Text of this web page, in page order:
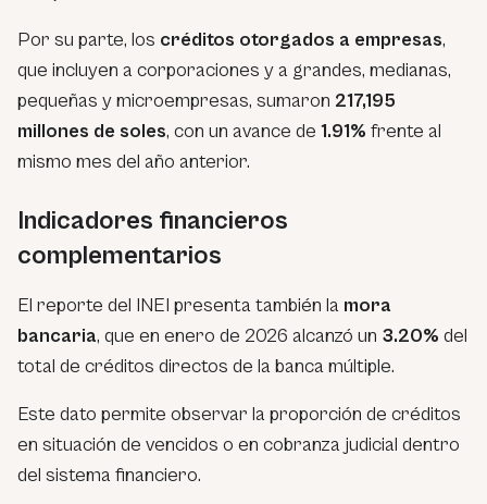
Por su parte, los créditos otorgados a empresas,
que incluyen a corporaciones y a grandes, medianas,
pequeñas y microempresas, sumaron 217,195
millones de soles, con un avance de 1.91% frente al
mismo mes del año anterior.
Indicadores financieros
complementarios
El reporte del INEI presenta también la mora
bancaria, que en enero de 2026 alcanzó un 3.20% del
total de créditos directos de la banca múltiple.
Este dato permite observar la proporción de créditos
en situación de vencidos o en cobranza judicial dentro
del sistema financiero.